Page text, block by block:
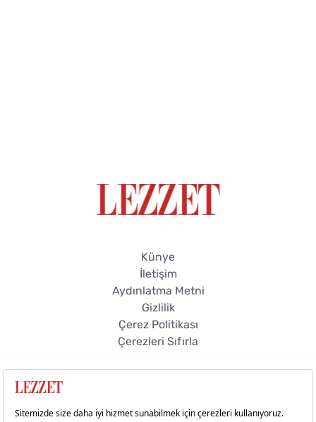
Künye
İletişim
Aydınlatma Metni
Gizlilik
Çerez Politikası
Çerezleri Sıfırla